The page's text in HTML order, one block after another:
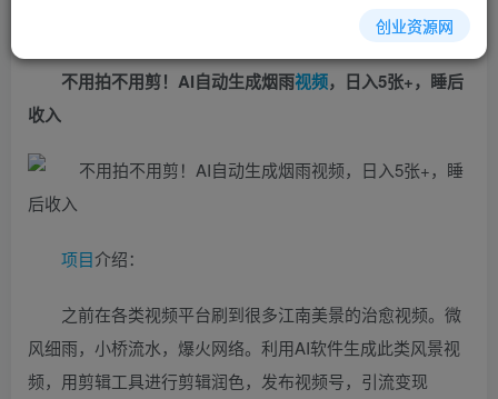
不用拍不用剪！AI自动生成烟雨视频，日入5张+，睡后
收入
项目介绍：
之前在各类视频平台刷到很多江南美景的治愈视频。微
风细雨，小桥流水，爆火网络。利用AI软件生成此类风景视
频，用剪辑工具进行剪辑润色，发布视频号，引流变现
创业资源网